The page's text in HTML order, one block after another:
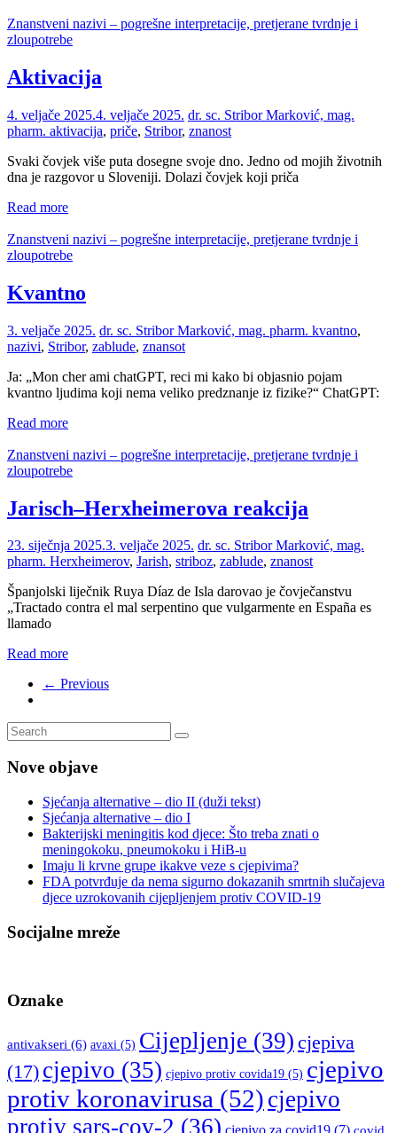
Znanstveni nazivi – pogrešne interpretacije, pretjerane tvrdnje i
zloupotrebe
Aktivacija
4. veljače 2025.4. veljače 2025. dr. sc. Stribor Marković, mag.
pharm. aktivacija, priče, Stribor, znanost
Svaki čovjek više puta dosegne svoje dno. Jedno od mojih životnih
dna je razgovor u Sloveniji. Dolazi čovjek koji priča
Read more
Znanstveni nazivi – pogrešne interpretacije, pretjerane tvrdnje i
zloupotrebe
Kvantno
3. veljače 2025. dr. sc. Stribor Marković, mag. pharm. kvantno,
nazivi, Stribor, zablude, znansot
Ja: „Mon cher ami chatGPT, reci mi kako bi objasnio pojam
kvantno ljudima koji nema veliko predznanje iz fizike?“ ChatGPT:
Read more
Znanstveni nazivi – pogrešne interpretacije, pretjerane tvrdnje i
zloupotrebe
Jarisch–Herxheimerova reakcija
23. siječnja 2025.3. veljače 2025. dr. sc. Stribor Marković, mag.
pharm. Herxheimerov, Jarish, striboz, zablude, znanost
Španjolski liječnik Ruya Díaz de Isla darovao je čovječanstvu
„Tractado contra el mal serpentino que vulgarmente en España es
llamado
Read more
← Previous
Nove objave
Sjećanja alternative – dio II (duži tekst)
Sjećanja alternative – dio I
Bakterijski meningitis kod djece: Što treba znati o
meningokoku, pneumokoku i HiB-u
Imaju li krvne grupe ikakve veze s cjepivima?
FDA potvrđuje da nema sigurno dokazanih smrtnih slučajeva
djece uzrokovanih cijepljenjem protiv COVID-19
Socijalne mreže
Oznake
antivakseri (6) avaxi (5) Cijepljenje (39) cjepiva
(17) cjepivo (35) cjepivo protiv covida19 (5) cjepivo
protiv koronavirusa (52) cjepivo
protiv sars-cov-2 (36) cjepivo za covid19 (7) covid